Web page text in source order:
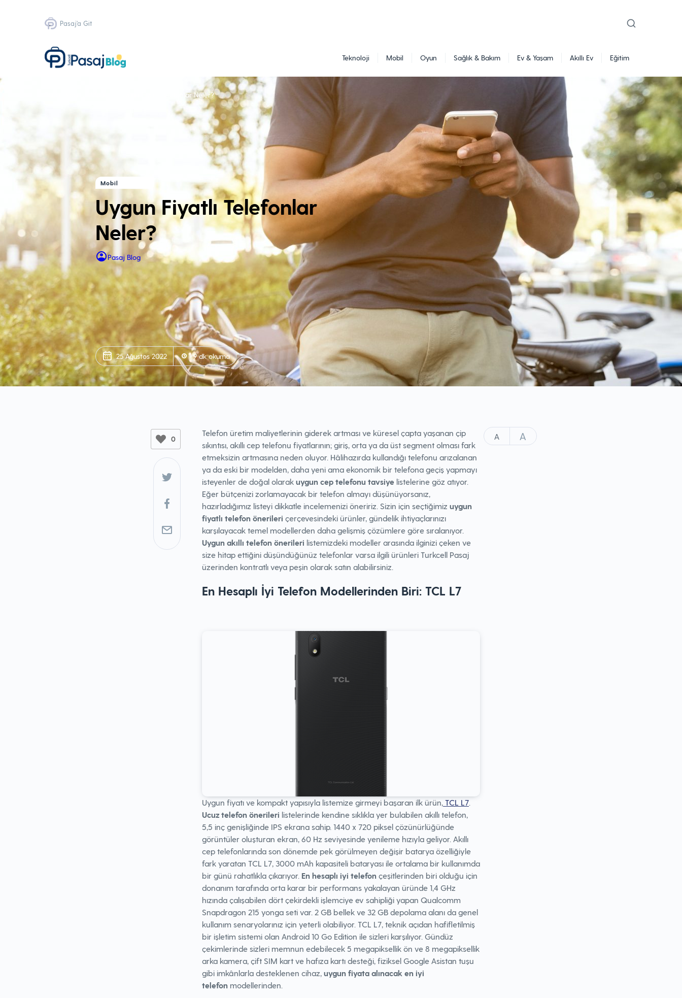
Pasaj'a Git
Teknoloji Mobil Oyun Sağlık & Bakım Ev & Yaşam Akıllı Ev Eğitim
Uygun Fiyatlı Telefonlar Neler?
Mobil
Uygun Fiyatlı Telefonlar
Neler?
Pasaj Blog
25 Ağustos 2022 9 dk okuma
0 A A
Telefon üretim maliyetlerinin giderek artması ve küresel çapta yaşanan çip
sıkıntısı, akıllı cep telefonu fiyatlarının; giriş, orta ya da üst segment olması fark
etmeksizin artmasına neden oluyor. Hâlihazırda kullandığı telefonu arızalanan
ya da eski bir modelden, daha yeni ama ekonomik bir telefona geçiş yapmayı
isteyenler de doğal olarak uygun cep telefonu tavsiye listelerine göz atıyor.
Eğer bütçenizi zorlamayacak bir telefon almayı düşünüyorsanız,
hazırladığımız listeyi dikkatle incelemenizi öneririz. Sizin için seçtiğimiz uygun
fiyatlı telefon önerileri çerçevesindeki ürünler, gündelik ihtiyaçlarınızı
karşılayacak temel modellerden daha gelişmiş çözümlere göre sıralanıyor.
Uygun akıllı telefon önerileri listemizdeki modeller arasında ilginizi çeken ve
size hitap ettiğini düşündüğünüz telefonlar varsa ilgili ürünleri Turkcell Pasaj
üzerinden kontratlı veya peşin olarak satın alabilirsiniz.
En Hesaplı İyi Telefon Modellerinden Biri: TCL L7
Uygun fiyatı ve kompakt yapısıyla listemize girmeyi başaran ilk ürün, TCL L7.
Ucuz telefon önerileri listelerinde kendine sıklıkla yer bulabilen akıllı telefon,
5,5 inç genişliğinde IPS ekrana sahip. 1440 x 720 piksel çözünürlüğünde
görüntüler oluşturan ekran, 60 Hz seviyesinde yenileme hızıyla geliyor. Akıllı
cep telefonlarında son dönemde pek görülmeyen değişir batarya özelliğiyle
fark yaratan TCL L7, 3000 mAh kapasiteli bataryası ile ortalama bir kullanımda
bir günü rahatlıkla çıkarıyor. En hesaplı iyi telefon çeşitlerinden biri olduğu için
donanım tarafında orta karar bir performans yakalayan üründe 1,4 GHz
hızında çalışabilen dört çekirdekli işlemciye ev sahipliği yapan Qualcomm
Snapdragon 215 yonga seti var. 2 GB bellek ve 32 GB depolama alanı da genel
kullanım senaryolarınız için yeterli olabiliyor. TCL L7, teknik açıdan hafifletilmiş
bir işletim sistemi olan Android 10 Go Edition ile sizleri karşılıyor. Gündüz
çekimlerinde sizleri memnun edebilecek 5 megapiksellik ön ve 8 megapiksellik
arka kamera, çift SIM kart ve hafıza kartı desteği, fiziksel Google Asistan tuşu
gibi imkânlarla desteklenen cihaz, uygun fiyata alınacak en iyi
telefon modellerinden.